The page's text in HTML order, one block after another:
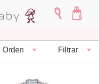
Orden Filtrar